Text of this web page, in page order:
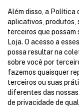
Além disso, a Política
aplicativos, produtos,
terceiros que possam
Loja. O acesso a
possa resultar na
sobre você por
fazemos quaisquer
terceiros ou suas
diferentes das
de privacidade de